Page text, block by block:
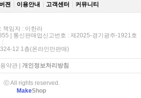
젼 이용안내 고객센터 커뮤니티
책임자 : 이한라
| 통신판매업신고번호 : 제2025-경기광주-1921호
:
12 1층(온라인만판매)
약관| 개인정보처리방침
ⓒ All rights reserved.
MakeShop